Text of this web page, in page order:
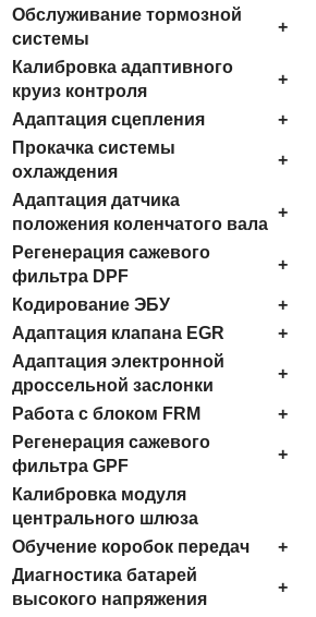
Обслуживание тормозной
системы
+
Калибровка адаптивного
круиз контроля
+
Адаптация сцепления +
Прокачка системы
охлаждения
+
Адаптация датчика
положения коленчатого вала
+
Регенерация сажевого
фильтра DPF
+
Кодирование ЭБУ +
Адаптация клапана EGR
+
Адаптация электронной
дроссельной заслонки
+
Работа с блоком FRM +
Регенерация сажевого
фильтра GPF
+
Калибровка модуля
центрального шлюза
Обучение коробок передач +
Диагностика батарей
высокого напряжения
+